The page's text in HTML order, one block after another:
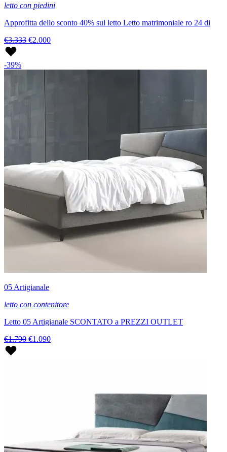
letto con piedini
Approfitta dello sconto 40% sul letto Letto matrimoniale ro 24 di
€3.333 €2.000
-39%
05 Artigianale
letto con contenitore
Letto 05 Artigianale SCONTATO a PREZZI OUTLET
€1.790 €1.090